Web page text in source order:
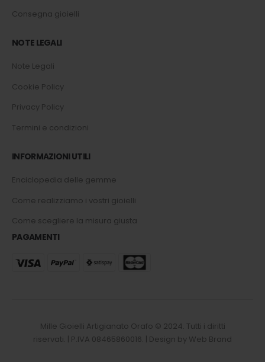
Consegna gioielli
NOTE LEGALI
Note Legali
Cookie Policy
Privacy Policy
Termini e condizioni
INFORMAZIONI UTILI
Enciclopedia delle gemme
Come realizziamo i vostri gioielli
Come scegliere la misura giusta
PAGAMENTI
Mille Gioielli Artigianato Orafo © 2024. Tutti i diritti
riservati. | P.IVA 08465860016. | Design by Web Brand